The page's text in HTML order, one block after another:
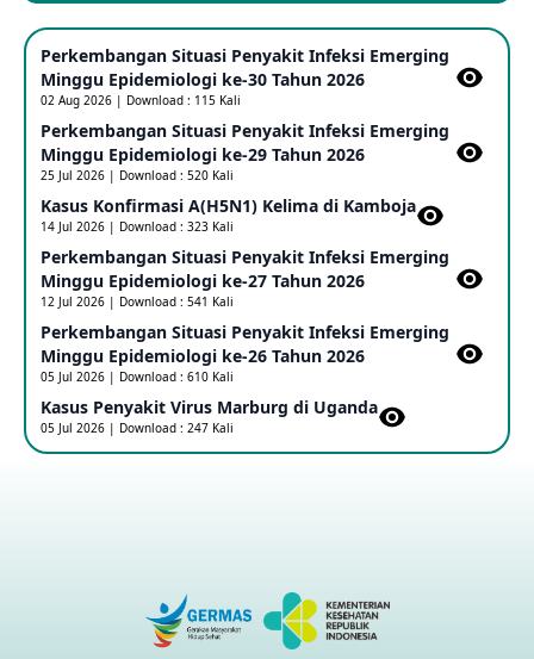
Mpox Clade 1b di Taiwan
25 May 2026
Update Informasi PHEIC Penyakit Ebola
23 May 2026
Penetapan Outbreak Penyakit Ebola di RD Kongo dan
Uganda Sebagai PHEIC
17 May 2026
Outbreak Penyakti Ebola di RD Kongo
16 May 2026
Kasus Konfirmasi A(H5NN6) di Cina
Penyakit virus Hanta di Kapal Pesiar Keberangkatan
Perkembangan Situasi Penyakit Infeksi Emerging
Minggu Epidemiologi ke-30 Tahun 2026
02 Aug 2026 | Download : 115 Kali
Perkembangan Situasi Penyakit Infeksi Emerging
Minggu Epidemiologi ke-29 Tahun 2026
25 Jul 2026 | Download : 520 Kali
Kasus Konfirmasi A(H5N1) Kelima di Kamboja​
14 Jul 2026 | Download : 323 Kali
Perkembangan Situasi Penyakit Infeksi Emerging
Minggu Epidemiologi ke-27 Tahun 2026
12 Jul 2026 | Download : 541 Kali
Perkembangan Situasi Penyakit Infeksi Emerging
Minggu Epidemiologi ke-26 Tahun 2026
05 Jul 2026 | Download : 610 Kali
Kasus Penyakit Virus Marburg di Uganda
05 Jul 2026 | Download : 247 Kali